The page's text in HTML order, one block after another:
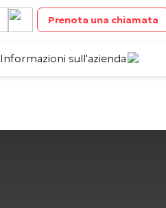
Prenota una chiamata
Informazioni sull'azienda